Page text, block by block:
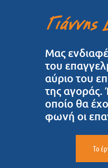
Μας
του
αύριο του
της αγοράς.
οποίο θα
φωνή οι
Το